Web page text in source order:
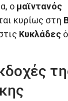
ο μαϊντανός
κυρίως στη
Κυκλάδες